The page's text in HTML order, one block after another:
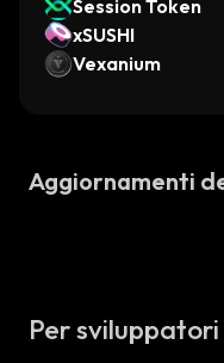
Session Token
xSUSHI
Vexanium
Aggiornamenti
Per